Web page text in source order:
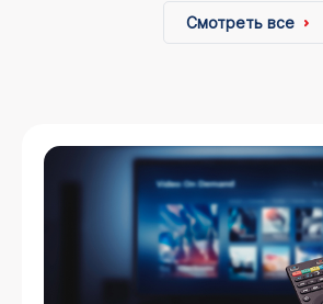
Смотреть все